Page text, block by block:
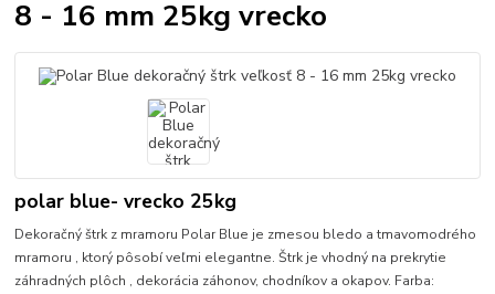
8 - 16 mm 25kg vrecko
polar blue- vrecko 25kg
Dekoračný štrk z mramoru Polar Blue je zmesou bledo a tmavomodrého
mramoru , ktorý pôsobí veľmi elegantne. Štrk je vhodný na prekrytie
záhradných plôch , dekorácia záhonov, chodníkov a okapov. Farba: